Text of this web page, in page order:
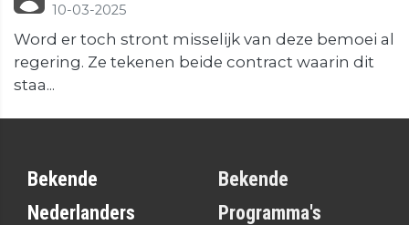
10-03-2025
Word er toch stront misselijk van deze bemoei al
regering. Ze tekenen beide contract waarin dit
staa...
Bekende
Nederlanders
Bekende
Programma's